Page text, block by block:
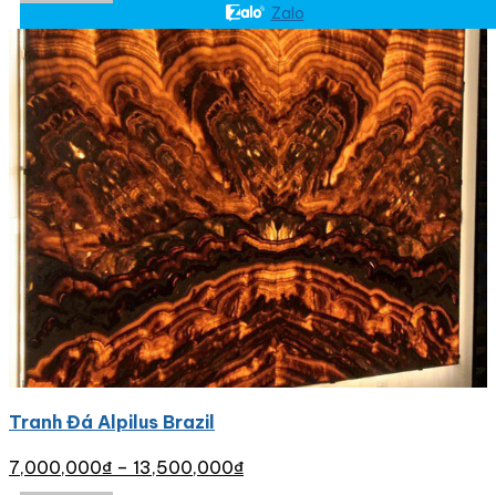
Zalo
Tranh Đá Alpilus Brazil
7,000,000₫ – 13,500,000₫